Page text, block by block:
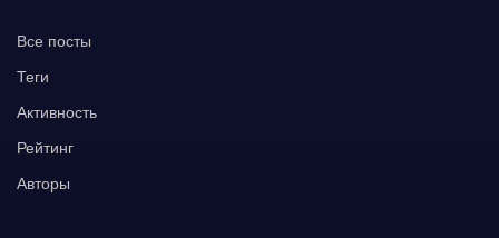
Все посты
Теги
Активность
Рейтинг
Авторы